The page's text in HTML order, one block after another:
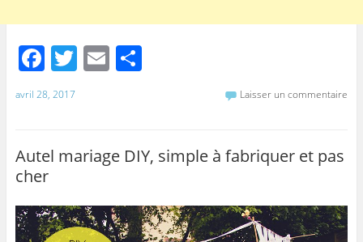
F
a
c
b
o
o
T E P
er
avril 28, 2017 Laisser un commentaire
Autel mariage DIY, simple à fabriquer et pas
cher